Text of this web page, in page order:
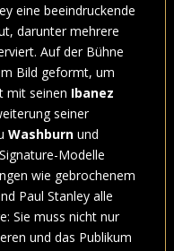
eine beeindruckende
darunter mehrere
Auf der Bühne
Bild geformt, um
mit seinen Ibanez
seiner
Washburnund
Modelle
wie gebrochenem
Paul Stanley alle
Sie muss nicht nur
und das Publikum